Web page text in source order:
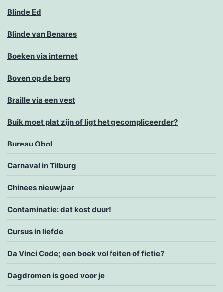
Blinde Ed
Blinde van Benares
Boeken via internet
Boven op de berg
Braille via een vest
Buik moet plat zijn of ligt het gecompliceerder?
Bureau Obol
Carnaval in Tilburg
Chinees nieuwjaar
Contaminatie: dat kost duur!
Cursus in liefde
Da Vinci Code; een boek vol feiten of fictie?
Dagdromen is goed voor je